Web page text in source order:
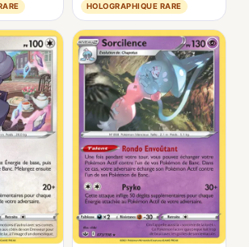
HOLOGRAPHIQUE RARE